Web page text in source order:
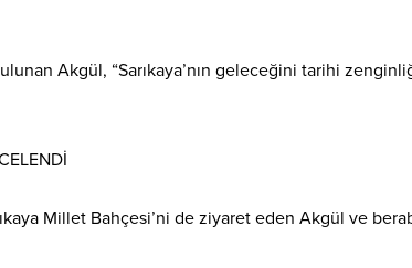
Akgül, “Sarıkaya’nın geleceğini tarihi
Millet Bahçesi’ni de ziyaret eden Akgül ve